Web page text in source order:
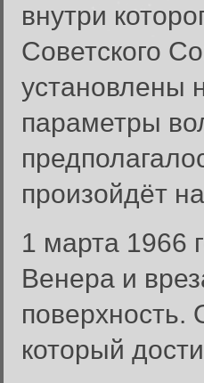
внутри
Советского
установлены
параметры
произойдёт
1 марта 1966
Венера и
который